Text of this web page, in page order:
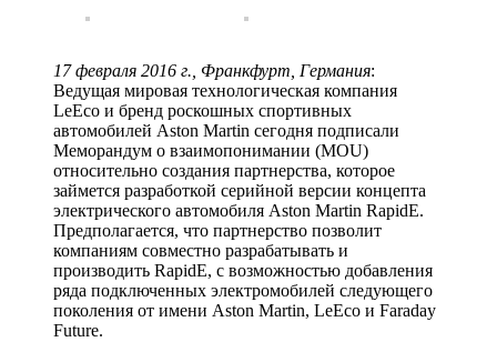
17 февраля 2016 г., Франкфурт, Германия:
Ведущая мировая технологическая компания
LeEco и бренд роскошных спортивных
автомобилей Aston Martin сегодня подписали
Меморандум о взаимопонимании (MOU)
относительно создания партнерства, которое
займется разработкой серийной версии концепта
электрического автомобиля Aston Martin RapidE.
Предполагается, что партнерство позволит
компаниям совместно разрабатывать и
производить RapidE, с возможностью добавления
ряда подключенных электромобилей следующего
поколения от имени Aston Martin, LeEco и Faraday
Future.